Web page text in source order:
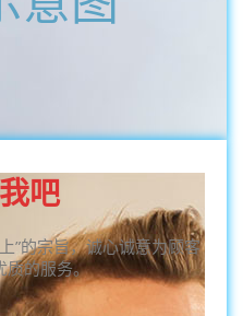
吧
”的宗旨，诚心诚意为顾客
质的服务。